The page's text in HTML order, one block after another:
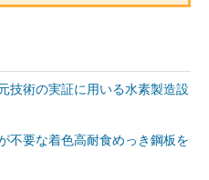
技術の実証に用いる水素製造設
不要な着色高耐食めっき鋼板を